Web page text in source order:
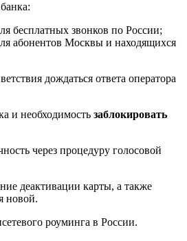
бесплатных звонков по России;
абонентов Москвы и находящихся
дождаться ответа оператора
и необходимость заблокировать
через процедуру голосовой
деактивации карты, а также
новой.
роуминга в России.